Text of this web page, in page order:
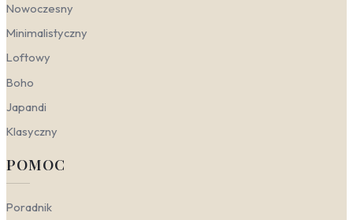
Nowoczesny
Minimalistyczny
Loftowy
Boho
Japandi
Klasyczny
POMOC
Poradnik